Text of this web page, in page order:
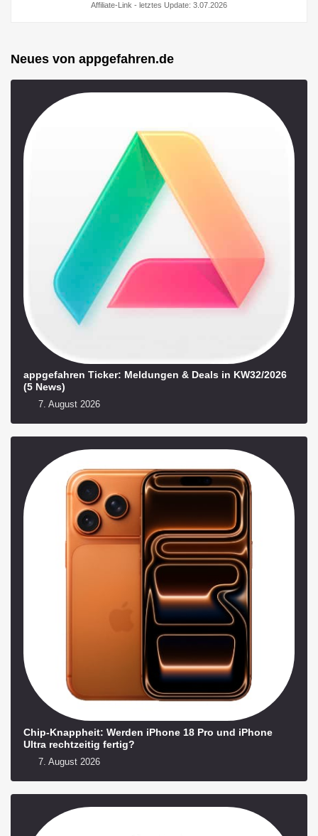
Affiliate-Link - letztes Update: 3.07.2026
Neues von appgefahren.de
appgefahren Ticker: Meldungen & Deals in KW32/2026
(5 News)
7. August 2026
Chip-Knappheit: Werden iPhone 18 Pro und iPhone
Ultra rechtzeitig fertig?
7. August 2026